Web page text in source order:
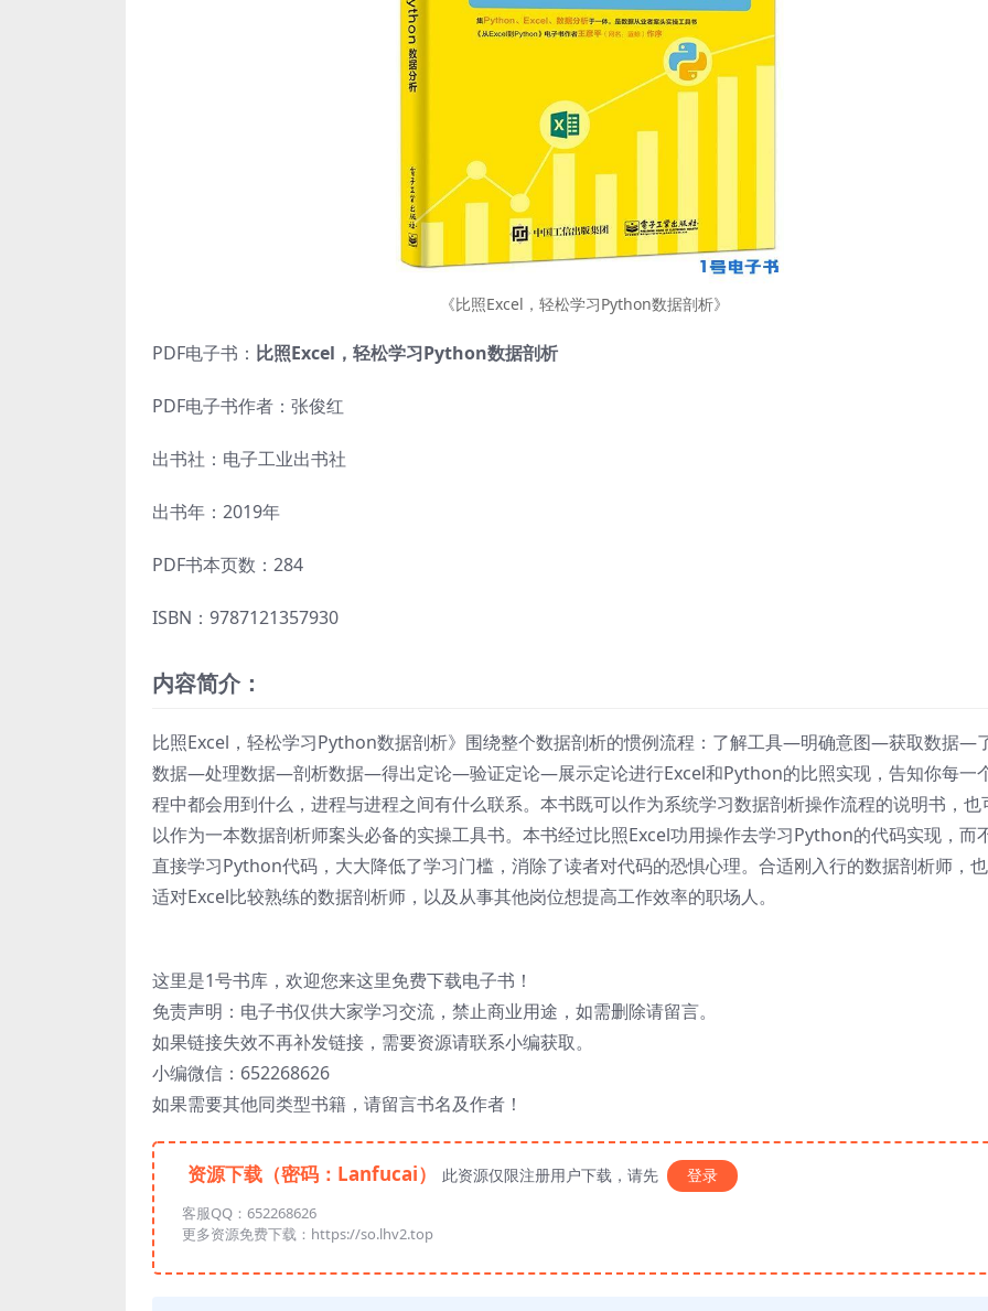
《比照Excel，轻松学习Python数据剖析》
PDF电子书： 比照Excel，轻松学习Python数据剖析
PDF电子书作者：张俊红
出书社：电子工业出书社
出书年：2019年
PDF书本页数：284
ISBN：9787121357930
内容简介：
比照Excel，轻松学习Python数据剖析》围绕整个数据剖析的惯例流程：了解工具—明确意图—获取数据—
数据—处理数据—剖析数据—得出定论—验证定论—展示定论进行Excel和Python的比照实现，告知你每一
程中都会用到什么，进程与进程之间有什么联系。本书既可以作为系统学习数据剖析操作流程的说明书，也
以作为一本数据剖析师案头必备的实操工具书。本书经过比照Excel功用操作去学习Python的代码实现，而
直接学习Python代码，大大降低了学习门槛，消除了读者对代码的恐惧心理。合适刚入行的数据剖析师，
适对Excel比较熟练的数据剖析师，以及从事其他岗位想提高工作效率的职场人。
这里是1号书库，欢迎您来这里免费下载电子书！
免责声明：电子书仅供大家学习交流，禁止商业用途，如需删除请留言。
如果链接失效不再补发链接，需要资源请联系小编获取。
小编微信：652268626
如果需要其他同类型书籍，请留言书名及作者！
资源下载（密码：Lanfucai） 此资源仅限注册用户下载，请先 登录
客服QQ：652268626
更多资源免费下载：https://so.lhv2.top